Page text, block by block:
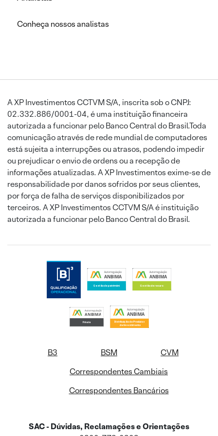
Conheça nossos analistas
A XP Investimentos CCTVM S/A, inscrita sob o CNPJ:
02.332.886/0001-04, é uma instituição financeira
autorizada a funcionar pelo Banco Central do Brasil.Toda
comunicação através de rede mundial de computadores
está sujeita a interrupções ou atrasos, podendo impedir
ou prejudicar o envio de ordens ou a recepção de
informações atualizadas. A XP Investimentos exime-se de
responsabilidade por danos sofridos por seus clientes,
por força de falha de serviços disponibilizados por
terceiros. A XP Investimentos CCTVM S/A é instituição
autorizada a funcionar pelo Banco Central do Brasil.
B3 BSM
CVM
Correspondentes Cambiais
Correspondentes Bancários
SAC - Dúvidas, Reclamações e Orientações